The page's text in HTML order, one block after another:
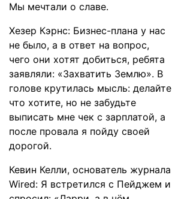
Мы мечтали о славе.
Хезер Кэрнс: Бизнес-плана у нас
не было, а в ответ на вопрос,
чего они хотят добиться, ребята
заявляли: «Захватить Землю». В
голове крутилась мысль: делайте
что хотите, но не забудьте
выписать мне чек с зарплатой, а
после провала я пойду своей
дорогой.
Кевин Келли, основатель журнала
Wired: Я встретился с Пейджем и